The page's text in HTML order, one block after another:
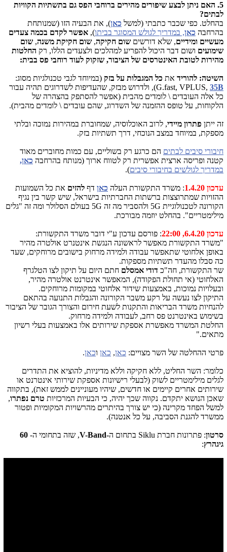
5. האם ניתן לבצע שיפורים מהירים ברוחבי הפס גם בתשתיות הקוויות
לבתים?
בהחלט. כפי שכבר כתבתי (למשל כאן), את הבעיה הזו (שמנותחת
בהרחבה כאן, במדריך לגולש המסוגר בביתו), אפשר לקדם בכמה צעדים
מעשיים ומידיים, שלא דורשים שום חקיקה, שום חקיקת משנה, שום
שימועים ושום דבר היכול להפריע למהלכים ולצעדים הללו, רק החלטות
מהירות לטובת האינטרסים של הציבור, שזקוק לעוד רוחבי פס בבית:
השיטה: להוריד את כל המגבלות על בזק (במיוחד לגבי טכנולגיות מסוג:
G.fast, VPLUS, 35B
), ולדרוש מבזק, שהעדיפות לשדרוגים תהיה עבור
כל אלה העובדים \ לומדים מהבית (אפשר להסתפק בהצהרה של
הלקוחות, על טופס ההזמנה של השדרוג, שהם עובדים \ לומדים מהבית).
זה ייתן פתרון מיידי, לרוב האוכלוסיה, שמחוברת במהירות נמוכה ובלתי
מספקת, במיוחד במצב הנוכחי, דרך תשתיות בזק.
חיבורי סיבים לבתים הם כרגע רק בשוליים, עם כמות מחוברים מאוד
קטנה ופריסה ארצית אפשרית רק לטווח ארוך (מנותח בהרחבה כאן,
במדריך לגולשים בחיבורי סיבים).
עדכון 1.4.20 : משרד התקשורת העלה כאן דף להזים את כל השמועות
ההזויות שמתרוצצות ברשתות החברתיות בישראל, שיש קשר בין נגיף
הקורונה לטכנולוגיית 5G ולהסביר מה זה 5G בעולם הסלולר ומה זה "גלים
מילימטריים". בהחלט יוזמה מבורכת.
עדכון 6.4.20, 22:00
: פורסם עדכון ע"י דובר משרד התקשורת:
"משרד התקשורת מאפשר לראשונה הנגשת אינטנרט אולטרה מהיר
באופן אלחוטי שתאפשר עבודה ולמידה מרחוק בישובים מרוחקים, שעד
כה סבלו מהעדר תשתיות מספקות.
שר התקשורת, חה"כ דודי אמסלם חתם היום על תיקון לצו הטלגרף
האלחוטי (אי תחולת הפקודה), המאפשר אינטרנט אולטרה מהיר,
ובעלויות נמוכות, באמצעות שידור אלחוטי במקומות מרוחקים.
התיקון לצו נעשה על רקע משבר הקורונה והגבלות התנועה בהתאם
להנחיות משרד הבריאות והתקנות לשעת חירום והצורך הגובר של הציבור
בשימוש באינטרנט פס רחב, לעבודה ולמידה מרחוק.
החלטת המשרד מאפשרת אספקת שירותים אלו באמצעות בעלי רשיון
מתאים."
פרטי ההחלטה של השר מצויים: כאן, כאן וכאן.
כלומר: השר החליט, ללא חקיקה וללא מדיניות, להוציא את התדרים
לגלים מילימטריים לשוק (לבעלי רישיונות אספקת שירותי אינטרנט או
שירותים אחרים קיימים או חדשים, שיהיו מעוניינים לממש זאת), בתקווה
שאכן הנושא יתקדם. נקווה שכך יהיה, כי הבעיות המרכזיות טרם נפתרו,
למשל הפחד מקרינה (כי יש צורך בהיתרים מהרשויות המקומיות ופטור
ממשרד להגנת הסביבה, על כל אנטנה).
סרטון: פתרונות חברת Siklu בתחום ה -V-Band , שזה בתחומי ה- 60
גיגהרץ: